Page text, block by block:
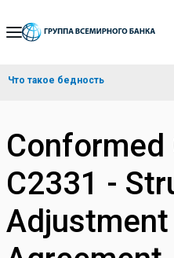
Skip
Navigation
Что такое бедность
Conformed
C2331 -